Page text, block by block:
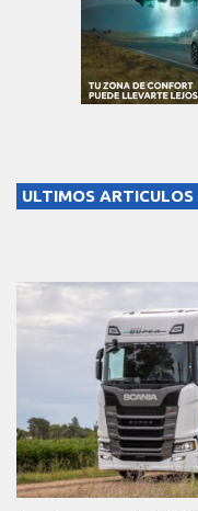
ULTIMOS ARTICULOS